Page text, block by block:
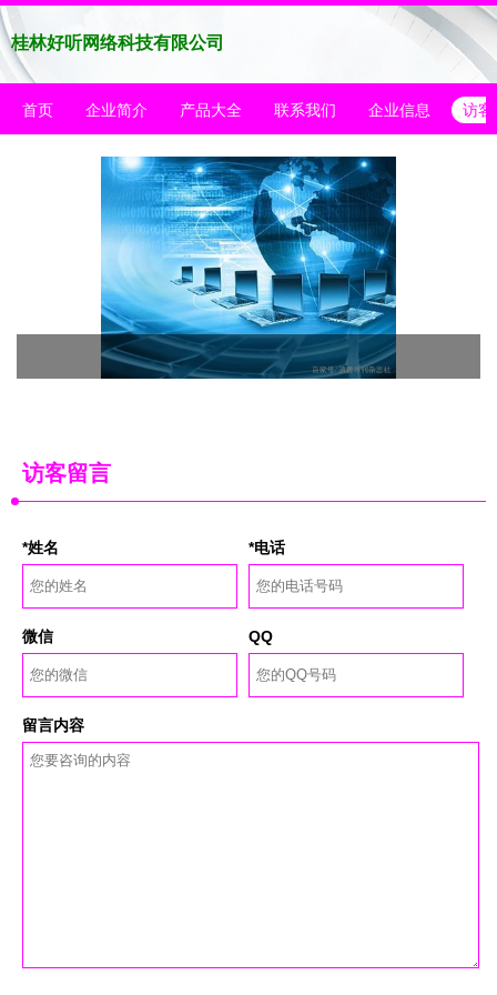
桂林好听网络科技有限公司
首页 企业简介 产品大全 联系我们 企业信息 访客
访客留言
*姓名 *电话
微信 QQ
留言内容